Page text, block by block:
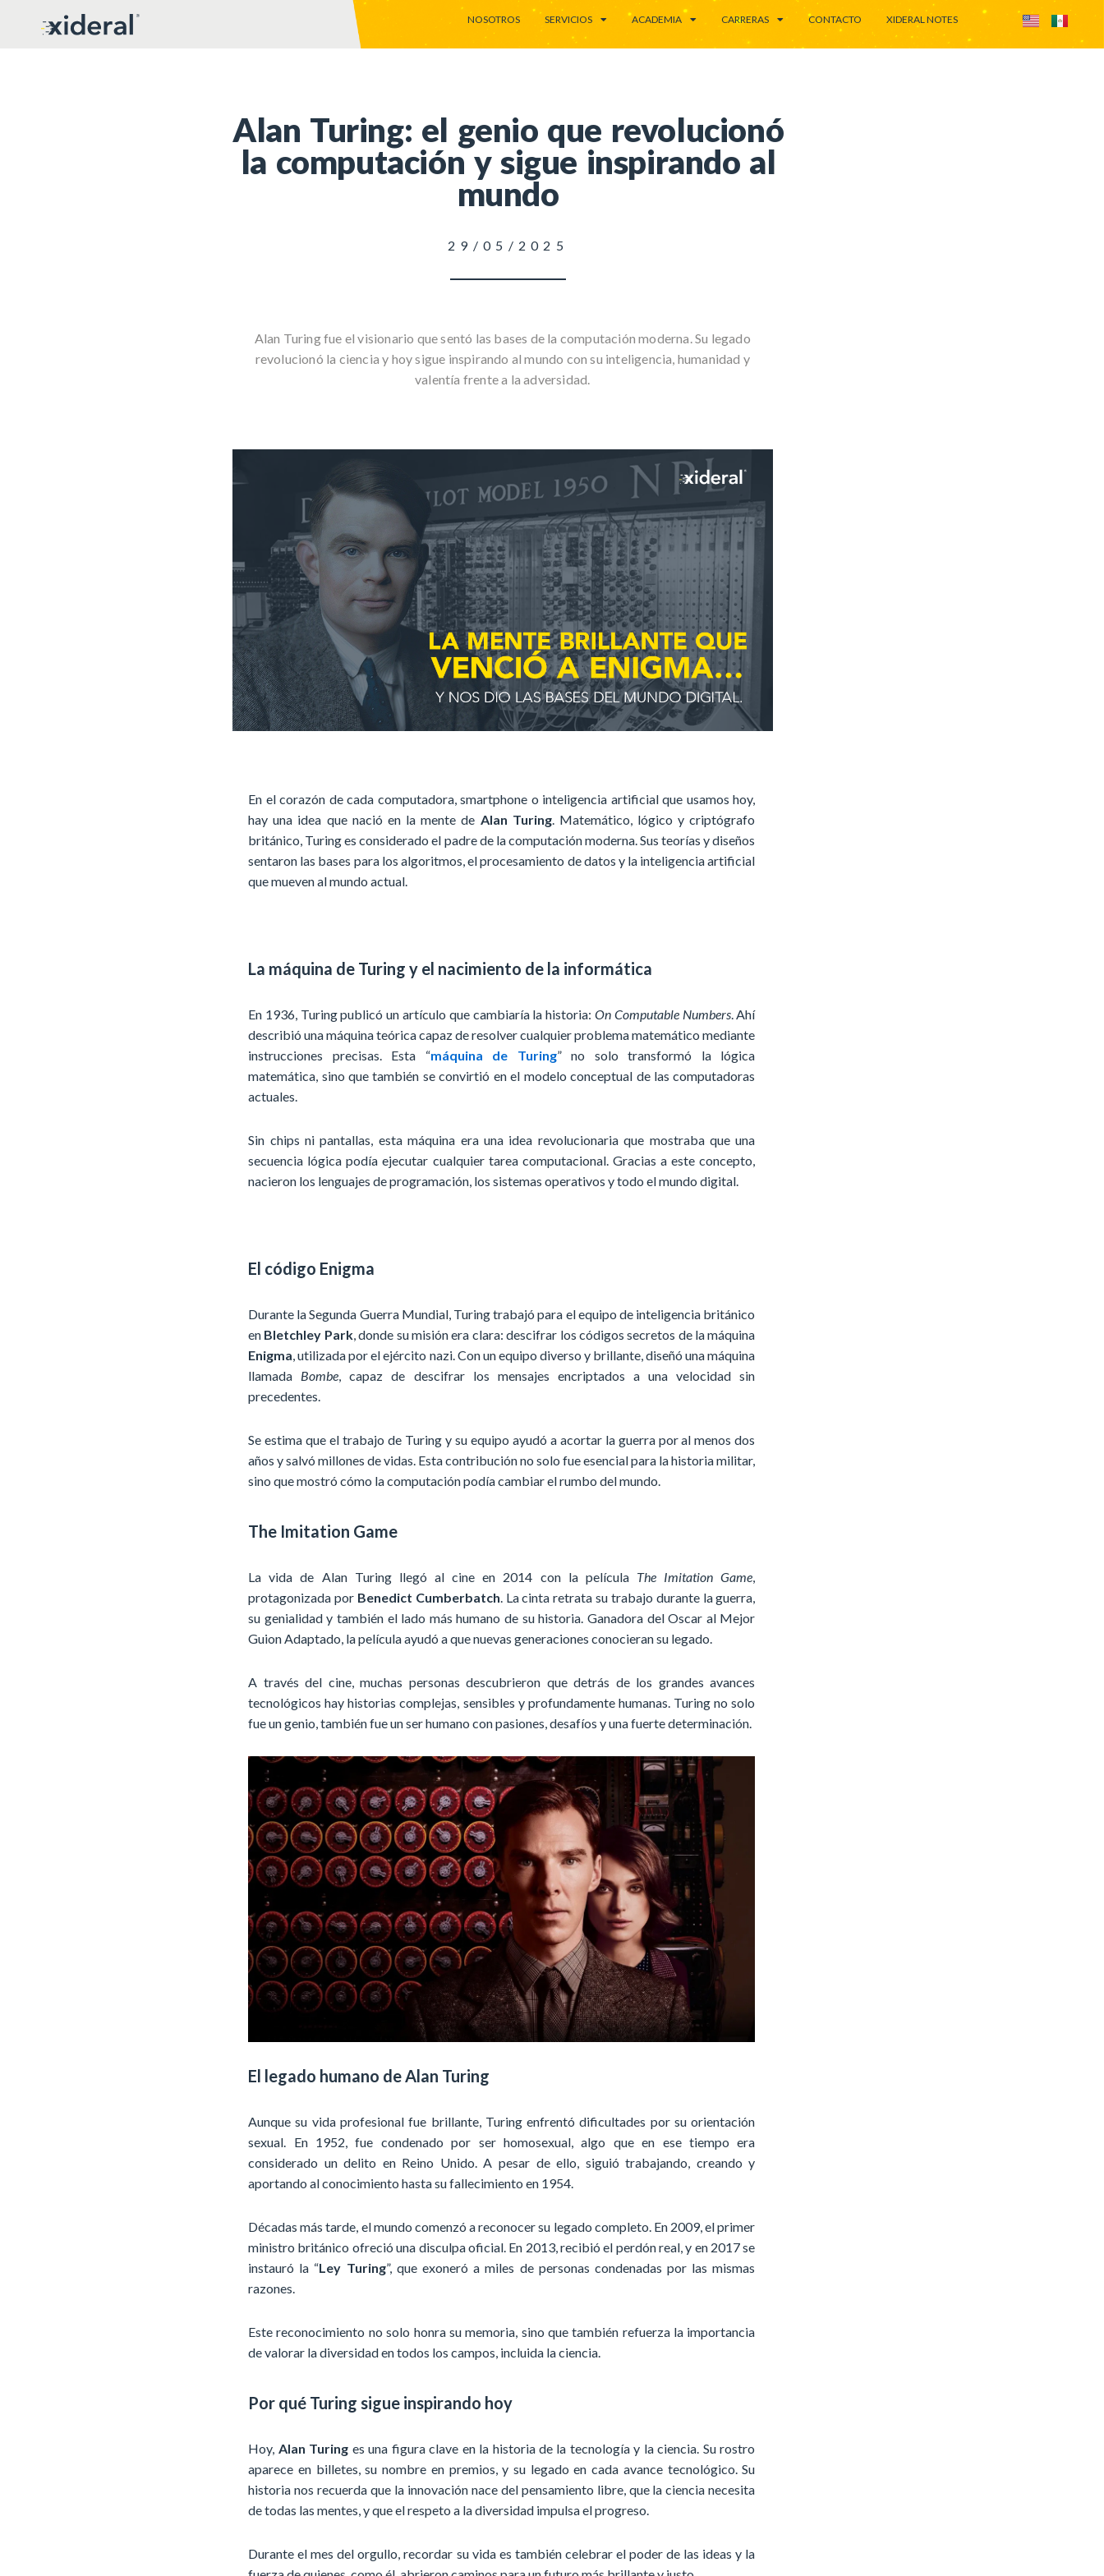
NOSOTROS SERVICIOS ACADEMIA CARRERAS CONTACTO XIDERAL NOTES
Alan Turing: el genio que revolucionó
la computación y sigue inspirando al
mundo
29/05/2025
Alan Turing fue el visionario que sentó las bases de la computación moderna. Su legado
revolucionó la ciencia y hoy sigue inspirando al mundo con su inteligencia, humanidad y
valentía frente a la adversidad.
En el corazón de cada computadora, smartphone o inteligencia artificial que usamos hoy,
hay una idea que nació en la mente de Alan Turing. Matemático, lógico y criptógrafo
británico, Turing es considerado el padre de la computación moderna. Sus teorías y diseños
sentaron las bases para los algoritmos, el procesamiento de datos y la inteligencia artificial
que mueven al mundo actual.
La máquina de Turing y el nacimiento de la informática
En 1936, Turing publicó un artículo que cambiaría la historia:On Computable Numbers. Ahí
describió una máquina teórica capaz de resolver cualquier problema matemático mediante
instrucciones precisas. Esta “máquina de Turing” no solo transformó la lógica
matemática, sino que también se convirtió en el modelo conceptual de las computadoras
actuales.
Sin chips ni pantallas, esta máquina era una idea revolucionaria que mostraba que una
secuencia lógica podía ejecutar cualquier tarea computacional. Gracias a este concepto,
nacieron los lenguajes de programación, los sistemas operativos y todo el mundo digital.
El código Enigma
Durante la Segunda Guerra Mundial, Turing trabajó para el equipo de inteligencia británico
en Bletchley Park, donde su misión era clara: descifrar los códigos secretos de la máquina
Enigma, utilizada por el ejército nazi. Con un equipo diverso y brillante, diseñó una máquina
llamada Bombe, capaz de descifrar los mensajes encriptados a una velocidad sin
precedentes.
Se estima que el trabajo de Turing y su equipo ayudó a acortar la guerra por al menos dos
años y salvó millones de vidas. Esta contribución no solo fue esencial para la historia militar,
sino que mostró cómo la computación podía cambiar el rumbo del mundo.
The Imitation Game
La vida de Alan Turing llegó al cine en 2014 con la película The Imitation Game,
protagonizada por Benedict Cumberbatch. La cinta retrata su trabajo durante la guerra,
su genialidad y también el lado más humano de su historia. Ganadora del Oscar al Mejor
Guion Adaptado, la película ayudó a que nuevas generaciones conocieran su legado.
A través del cine, muchas personas descubrieron que detrás de los grandes avances
tecnológicos hay historias complejas, sensibles y profundamente humanas. Turing no solo
fue un genio, también fue un ser humano con pasiones, desafíos y una fuerte determinación.
El legado humano de Alan Turing
Aunque su vida profesional fue brillante, Turing enfrentó dificultades por su orientación
sexual. En 1952, fue condenado por ser homosexual, algo que en ese tiempo era
considerado un delito en Reino Unido. A pesar de ello, siguió trabajando, creando y
aportando al conocimiento hasta su fallecimiento en 1954.
Décadas más tarde, el mundo comenzó a reconocer su legado completo. En 2009, el primer
ministro británico ofreció una disculpa oficial. En 2013, recibió el perdón real, y en 2017 se
instauró la “Ley Turing”, que exoneró a miles de personas condenadas por las mismas
razones.
Este reconocimiento no solo honra su memoria, sino que también refuerza la importancia
de valorar la diversidad en todos los campos, incluida la ciencia.
Por qué Turing sigue inspirando hoy
Hoy, Alan Turing es una figura clave en la historia de la tecnología y la ciencia. Su rostro
aparece en billetes, su nombre en premios, y su legado en cada avance tecnológico. Su
historia nos recuerda que la innovación nace del pensamiento libre, que la ciencia necesita
de todas las mentes, y que el respeto a la diversidad impulsa el progreso.
Durante el mes del orgullo, recordar su vida es también celebrar el poder de las ideas y la